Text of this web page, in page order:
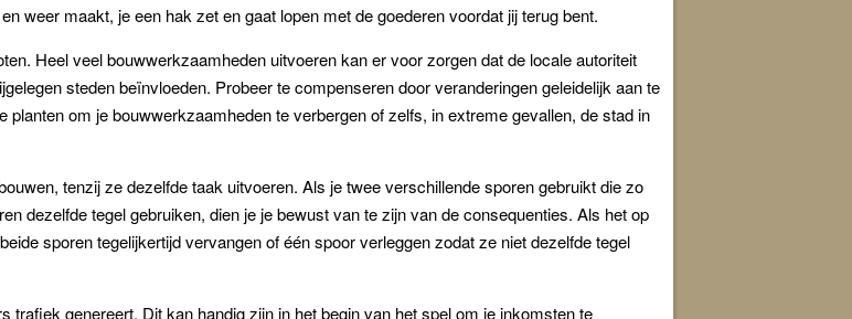
weer maakt, je een hak zet en gaat lopen met de goederen voordat jij terug bent.
Heel veel bouwwerkzaamheden uitvoeren kan er voor zorgen dat de locale autoriteit
steden beïnvloeden. Probeer te compenseren door veranderingen geleidelijk aan te
om je bouwwerkzaamheden te verbergen of zelfs, in extreme gevallen, de stad in
tenzij ze dezelfde taak uitvoeren. Als je twee verschillende sporen gebruikt die zo
dezelfde tegel gebruiken, dien je je bewust van te zijn van de consequenties. Als het op
sporen tegelijkertijd vervangen of één spoor verleggen zodat ze niet dezelfde tegel
trafiek genereert. Dit kan handig zijn in het begin van het spel om je inkomsten te